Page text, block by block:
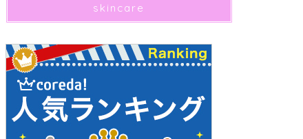
skincare